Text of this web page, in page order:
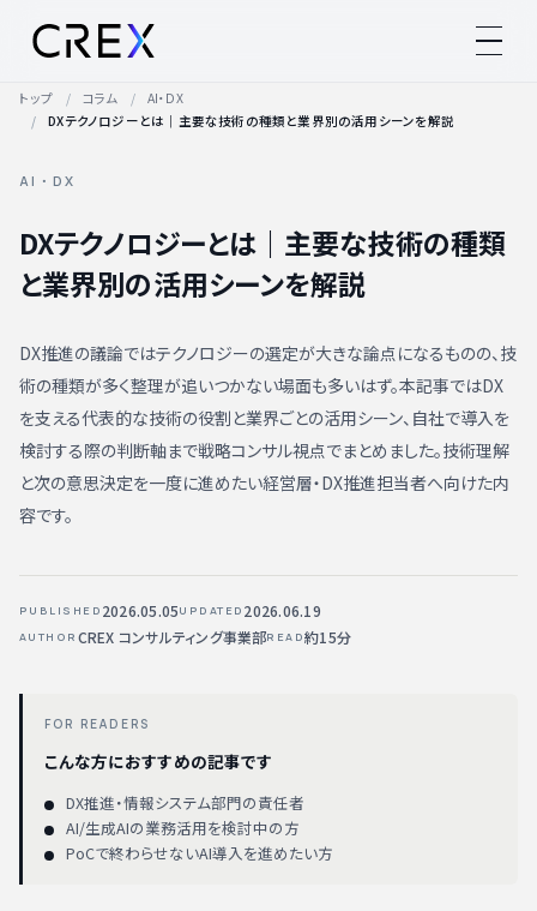
トップ コラム
AI・DX
DXテクノロジーとは｜主要な技術の種類と業界別の活用シーンを解説
AI・DX
DXテクノロジーとは｜主要な技術の種類
と業界別の活用シーンを解説
DX推進の議論ではテクノロジーの選定が大きな論点になるものの、技
術の種類が多く整理が追いつかない場面も多いはず。本記事ではDX
を支える代表的な技術の役割と業界ごとの活用シーン、自社で導入を
検討する際の判断軸まで戦略コンサル視点でまとめました。技術理解
と次の意思決定を一度に進めたい経営層・DX推進担当者へ向けた内
容です。
PUBLISHED 2026.05.05UPDATED 2026.06.19
AUTHOR CREX コンサルティング事業部READ約15分
FOR READERS
こんな方におすすめの記事です
DX推進・情報システム部門の責任者
AI/生成AIの業務活用を検討中の方
PoCで終わらせないAI導入を進めたい方